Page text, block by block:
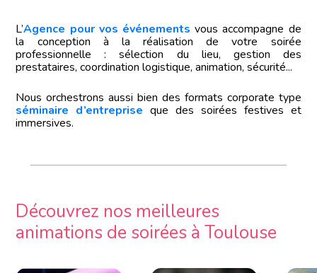
L’Agence pour vos événements vous accompagne de
la conception à la réalisation de votre soirée
professionnelle : sélection du lieu, gestion des
prestataires, coordination logistique, animation, sécurité...
Nous orchestrons aussi bien des formats corporate type
séminaire d’entreprise que des soirées festives et
immersives.
Découvrez nos meilleures
animations de soirées à Toulouse